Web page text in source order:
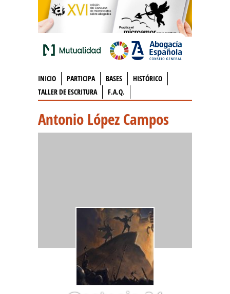
INICIO PARTICIPA BASES
HISTÓRICO
TALLER DE ESCRITURA
F.A.Q.
Antonio López Campos